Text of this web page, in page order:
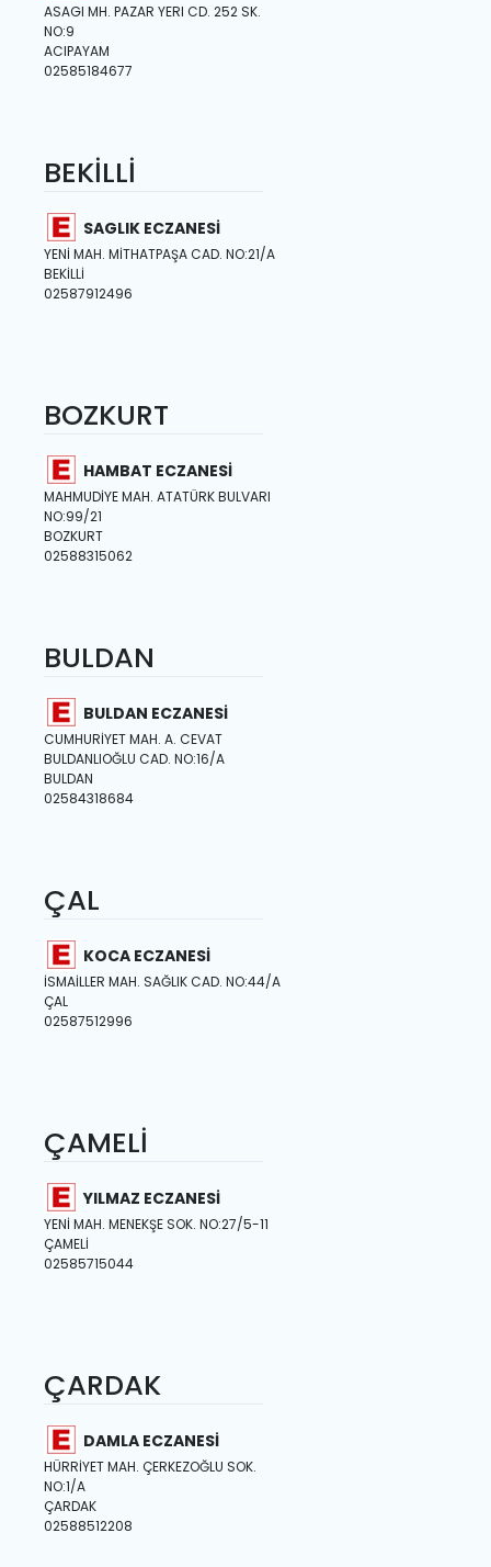
ASAGI MH. PAZAR YERI CD. 252 SK.
NO:9
ACIPAYAM
02585184677
BEKİLLİ
SAGLIK ECZANESİ
YENİ MAH. MİTHATPAŞA CAD. NO:21/A
BEKİLLİ
02587912496
BOZKURT
HAMBAT ECZANESİ
MAHMUDİYE MAH. ATATÜRK BULVARI
NO:99/21
BOZKURT
02588315062
BULDAN
BULDAN ECZANESİ
CUMHURİYET MAH. A. CEVAT
BULDANLIOĞLU CAD. NO:16/A
BULDAN
02584318684
ÇAL
KOCA ECZANESİ
İSMAİLLER MAH. SAĞLIK CAD. NO:44/A
ÇAL
02587512996
ÇAMELİ
YILMAZ ECZANESİ
YENİ MAH. MENEKŞE SOK. NO:27/5-11
ÇAMELİ
02585715044
ÇARDAK
DAMLA ECZANESİ
HÜRRİYET MAH. ÇERKEZOĞLU SOK.
NO:1/A
ÇARDAK
02588512208